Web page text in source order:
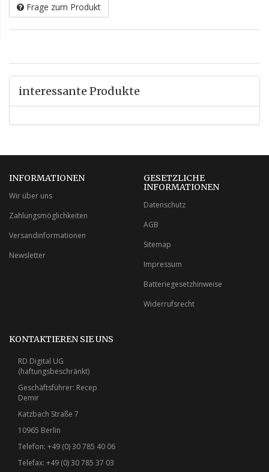
Frage zum Produkt
interessante Produkte
INFORMATIONEN
Wir über uns
Zahlungsmöglichkeiten
Versandinformationen
Newsletter
GESETZLICHE
INFORMATIONEN
Datenschutz
AGB
Sitemap
Impressum
Batteriegesetzhinweise
Widerrufsrecht
KONTAKTIEREN SIE UNS
RD Digital UG
(haftungsbeschränkt)
Geschäftsführer: Recep
Demir
Katzbach Straße 7
10965 Berlin
Telefon: +49 (0) 30 785 40 06
Telefax: +49 (0) 30 785 37 03